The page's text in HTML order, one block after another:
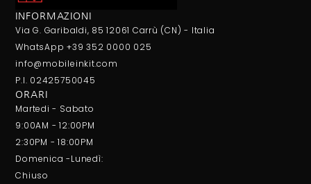
INFORMAZIONI
Via G. Garibaldi, 85 12061 Carrù (CN) - Italia
WhatsApp +39 352 0000 025
info@mobileinkit.com
P.I. 02425750045
ORARI
Martedi - Sabato
9:00AM - 12:00PM
2:30PM - 18:00PM
Domenica -Lunedì:
Chiuso